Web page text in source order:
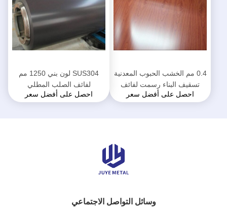
0.4 مم الخشب الحبوب المعدنية
تسقيف البناء رسمت لفائف
احصل على أفضل سعر
SUS304 لون بني 1250 مم
لفائف الصلب المطلي
احصل على أفضل سعر
وسائل التواصل الاجتماعي